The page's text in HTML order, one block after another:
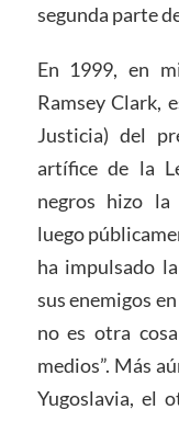
segunda parte
En 1999, en
Ramsey Clark,
Justicia) del
artífice de la
negros hizo
luego
ha impulsado
sus enemigos
no es otra
medios”. Más
Yugoslavia, el